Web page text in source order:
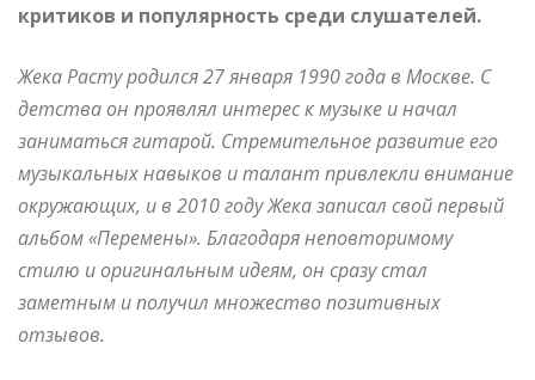
критиков и популярность среди слушателей.
Жека Расту родился 27 января 1990 года в Москве. С
детства он проявлял интерес к музыке и начал
заниматься гитарой. Стремительное развитие его
музыкальных навыков и талант привлекли внимание
окружающих, и в 2010 году Жека записал свой первый
альбом «Перемены». Благодаря неповторимому
стилю и оригинальным идеям, он сразу стал
заметным и получил множество позитивных
отзывов.